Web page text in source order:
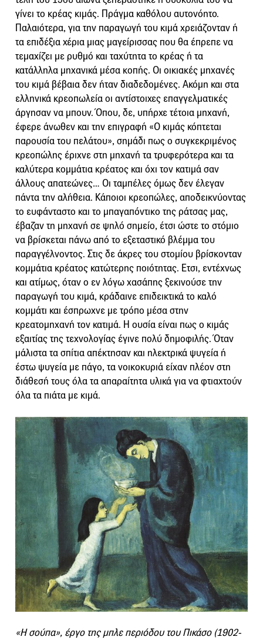
γίνει το κρέας κιμάς. Πράγμα καθόλου αυτονόητο.
Παλαιότερα, για την παραγωγή του κιμά χρειάζονταν ή
τα επιδέξια χέρια μιας μαγείρισσας που θα έπρεπε να
τεμαχίζει με ρυθμό και ταχύτητα το κρέας ή τα
κατάλληλα μηχανικά μέσα κοπής. Οι οικιακές μηχανές
του κιμά βέβαια δεν ήταν διαδεδομένες. Ακόμη και στα
ελληνικά κρεοπωλεία οι αντίστοιχες επαγγελματικές
άργησαν να μπουν. Όπου, δε, υπήρχε τέτοια μηχανή,
έφερε άνωθεν και την επιγραφή «Ο κιμάς κόπτεται
παρουσία του πελάτου», σημάδι πως ο συγκεκριμένος
κρεοπώλης έριχνε στη μηχανή τα τρυφερότερα και τα
καλύτερα κομμάτια κρέατος και όχι τον κατιμά σαν
άλλους απατεώνες… Οι ταμπέλες όμως δεν έλεγαν
πάντα την αλήθεια. Κάποιοι κρεοπώλες, αποδεικνύοντας
το ευφάνταστο και το μπαγαπόντικο της ράτσας μας,
έβαζαν τη μηχανή σε ψηλό σημείο, έτσι ώστε το στόμιο
να βρίσκεται πάνω από το εξεταστικό βλέμμα του
παραγγέλνοντος. Στις δε άκρες του στομίου βρίσκονταν
κομμάτια κρέατος κατώτερης ποιότητας. Ετσι, εντέχνως
και ατίμως, όταν ο εν λόγω χασάπης ξεκινούσε την
παραγωγή του κιμά, κράδαινε επιδεικτικά το καλό
κομμάτι και έσπρωχνε με τρόπο μέσα στην
κρεατομηχανή τον κατιμά. Η ουσία είναι πως ο κιμάς
εξαιτίας της τεχνολογίας έγινε πολύ δημοφιλής. Όταν
μάλιστα τα σπίτια απέκτησαν και ηλεκτρικά ψυγεία ή
έστω ψυγεία με πάγο, τα νοικοκυριά είχαν πλέον στη
διάθεσή τους όλα τα απαραίτητα υλικά για να φτιαχτούν
όλα τα πιάτα με κιμά.
«Η σούπα», έργο της μπλε περιόδου του Πικάσο (1902-